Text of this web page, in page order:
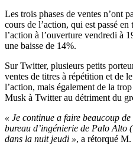
Les trois phases de ventes n’ont
cours de l’action, qui est passé
l’action à l’ouverture vendredi à
une baisse de 14%.
Sur Twitter, plusieurs petits
ventes de titres à répétition et de
l’action, mais également de la
Musk à Twitter au détriment du
« Je continue a faire beaucoup
bureau d’ingénierie de Palo
dans la nuit jeudi », a rétorqué